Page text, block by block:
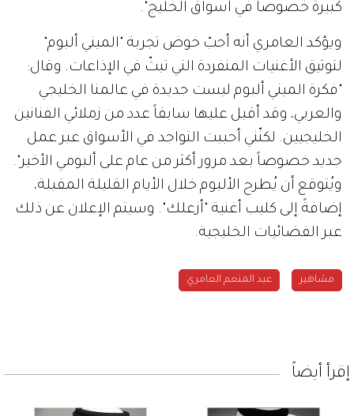
كبيرة خصوصاً في أسواق الخليج".
ويؤكد العامري أنه أحبّ خوض تجربة "الميني ألبوم"
لتوثيق الأغنيات المنفردة التي تبثّ في الإذاعات. وقال:
"فكرة الميني ألبوم ليست جديدة في عالمنا الخليجي
والعربي، وقد أقبل عليها سابقاً عدد من زملائي الفنانين
الخليجيين. لكنّني أحببت التواجد في الأسواق عبر عمل
جديد خصوصاً بعد مرور أكثر من عام على ألبومي الأخير".
ويُتوقع أن يُطرح الألبوم خلال الأيام القليلة المقبلة،
إضافةً إلى كليب أغنية "أزعلك". وسيتم الإعلان عن ذلك
عبر الفضائيات الخليجية.
مشاهير عبد المنعم العامري
إقرأ أيضاً